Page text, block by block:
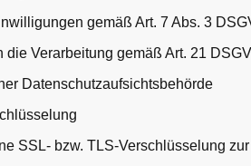
gemäß Art. 7 Abs. 3
die Verarbeitung gemäß Art. 21
Datenschutzaufsichtsbehörde
SSL- bzw. TLS-Verschlüsselung